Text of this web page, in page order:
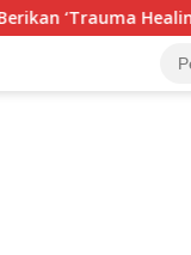
Membaur